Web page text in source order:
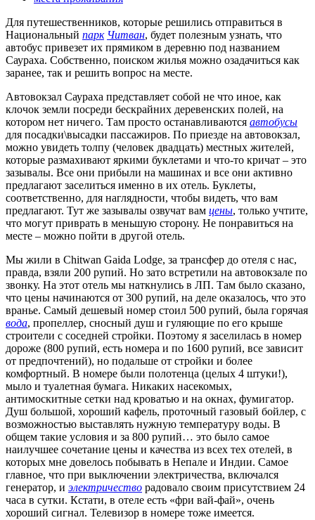
Для путешественников, которые решились отправиться в
Национальный парк Читван, будет полезным узнать, что
автобус привезет их прямиком в деревню под названием
Саураха. Собственно, поиском жилья можно озадачиться как
заранее, так и решить вопрос на месте.
Автовокзал Саураха представляет собой не что иное, как
клочок земли посреди бескрайних деревенских полей, на
котором нет ничего. Там просто останавливаются автобусы
для посадки\высадки пассажиров. По приезде на автовокзал,
можно увидеть толпу (человек двадцать) местных жителей,
которые размахивают яркими буклетами и что-то кричат – это
зазывалы. Все они прибыли на машинах и все они активно
предлагают заселиться именно в их отель. Буклеты,
соответственно, для наглядности, чтобы видеть, что вам
предлагают. Тут же зазывалы озвучат вам цены, только учтите,
что могут приврать в меньшую сторону. Не понравиться на
месте – можно пойти в другой отель.
Мы жили в Chitwan Gaida Lodge, за трансфер до отеля с нас,
правда, взяли 200 рупий. Но зато встретили на автовокзале по
звонку. На этот отель мы наткнулись в ЛП. Там было сказано,
что цены начинаются от 300 рупий, на деле оказалось, что это
вранье. Самый дешевый номер стоил 500 рупий, была горячая
вода, пропеллер, сносный душ и гуляющие по его крыше
строители с соседней стройки. Поэтому я заселилась в номер
дороже (800 рупий, есть номера и по 1600 рупий, все зависит
от предпочтений), но подальше от стройки и более
комфортный. В номере были полотенца (целых 4 штуки!),
мыло и туалетная бумага. Никаких насекомых,
антимоскитные сетки над кроватью и на окнах, фумигатор.
Душ большой, хороший кафель, проточный газовый бойлер, с
возможностью выставлять нужную температуру воды. В
общем такие условия и за 800 рупий… это было самое
наилучшее сочетание цены и качества из всех тех отелей, в
которых мне довелось побывать в Непале и Индии. Самое
главное, что при выключении электричества, включался
генератор, и электричество радовало своим присутствием 24
часа в сутки. Кстати, в отеле есть «фри вай-фай», очень
хороший сигнал. Телевизор в номере тоже имеется.